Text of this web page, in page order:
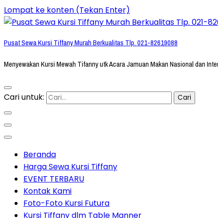
Lompat ke konten (Tekan Enter)
Pusat Sewa Kursi Tiffany Murah Berkualitas Tlp. 021-82619088
Menyewakan Kursi Mewah Tifanny utk Acara Jamuan Makan Nasional dan
Cari untuk:
Beranda
Harga Sewa Kursi Tiffany
EVENT TERBARU
Kontak Kami
Foto-Foto Kursi Futura
Kursi Tiffany dlm Table Manner